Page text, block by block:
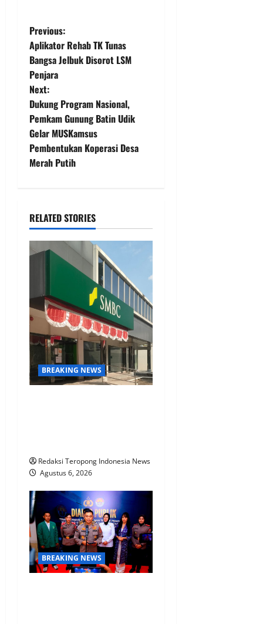
P
o
s
t
n
a
i
g
a
i
o
n
Previous:
Aplikator Rehab TK Tunas
Bangsa Jelbuk Disorot LSM
Penjara
Next:
Dukung Program Nasional,
Pemkam Gunung Batin Udik
Gelar MUSKamsus
Pembentukan Koperasi Desa
Merah Putih
RELATED STORIES
BREAKING NEWS
Redaksi Teropong Indonesia News
Agustus 6, 2026
BREAKING NEWS